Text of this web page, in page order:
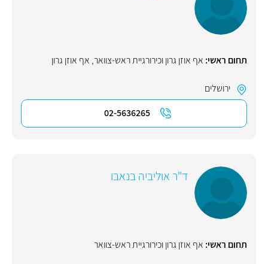
תחום ראשי: אף אוזן גרון וכירורגיית ראש-צוואר, אף אוזן גרון
ירושלים
02-5636265
ד"ר אוליביה בנאבו
תחום ראשי: אף אוזן גרון וכירורגיית ראש-צוואר